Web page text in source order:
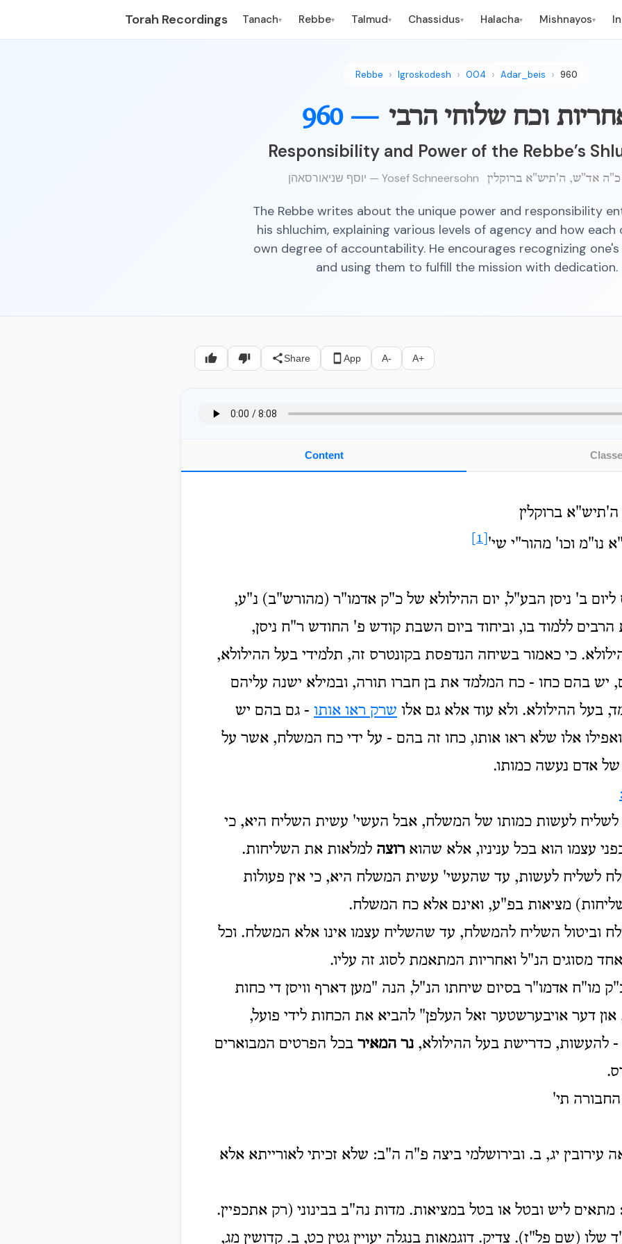
Torah Recordings Tanach▾ Rebbe▾ Talmud▾ Chassidus▾ Halacha▾ Mishnayos▾
Rebbe Igroskodesh 004 Adar_beis 960
960 — וכח שלוחי הרבי
Responsibility and Power of the Rebbe’s
יוסף שניאורסאהן — Yosef Schneersohn אד"ש, ה'תיש"א ברוקלין
The Rebbe writes about the unique power and responsibility
his shluchim, explaining various levels of agency and how each
own degree of accountability. He encourages recognizing
and using them to fulfill the mission with dedication.
Share App A- A+
Content
ברוקלין
נו"מ וכו' מהור"י שי'
ליום ב' ניסן הבע"ל, יום ההילולא של כ"ק אדמו"ר (מהורש"ב) נ"ע,
הרבים ללמוד בו, וביחוד ביום השבת קודש פ' החודש ר"ח ניסן,
כי כאמור בשיחה הנדפסת בקונטרס זה, תלמידי בעל ההילולא,
יש בהם כחו - כח המלמד את בן חברו תורה, ובמילא ישנה עליהם
בעל ההילולא. ולא עוד אלא גם אלו שרק ראו אותו - גם בהם יש
אלו שלא ראו אותו, כחו זה בהם - על ידי כח המשלח, אשר על
של אדם נעשה כמותו.
לשליח לעשות כמותו של המשלח, אבל העשי' עשית השליח היא, כי
עצמו הוא בכל עניניו, אלא שהוארוצה למלאות את השליחות.
לשליח לעשות, עד שהעשי' עשית המשלח היא, כי אין פעולות
מציאות בפ"ע, ואינם אלא כח המשלח.
וביטול השליח להמשלח, עד שהשליח עצמו אינו אלא המשלח. וכל
מסוגים הנ"ל ואחריות המתאמת לסוג זה עליו.
מו"ח אדמו"ר בסיום שיחתו הנ"ל, הנה "מען דארף וויסן די כחות
און דער אויבערשטער זאל העלפן" להביא את הכחות לידי פועל,
- להעשות, כדרישת בעל ההילולא, נר המאיר בכל הפרטים המבוארים
תי'
עירובין יג, ב. ובירושלמי ביצה פ"ה ה"ב: שלא זכיתי לאורייתא אלא
מתאים ליש ובטל או בטל במציאות. מדות נה"ב בבינוני (רק אתכפיין.
(שם פל"ז). צדיק. דוגמאות בנגלה יעויין גטין כט, ב. קדושין מג,